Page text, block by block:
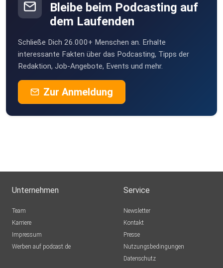
Bleibe beim Podcasting auf
dem Laufenden
Schließe Dich 26.000+ Menschen an. Erhalte
interessante Fakten über das Podcasting, Tipps der
Redaktion, Job-Angebote, Events und mehr.
Zur Anmeldung
Unternehmen
Team
Karriere
Impressum
Werben auf podcast.de
Service
Newsletter
Kontakt
Presse
Nutzungsbedingungen
Datenschutz